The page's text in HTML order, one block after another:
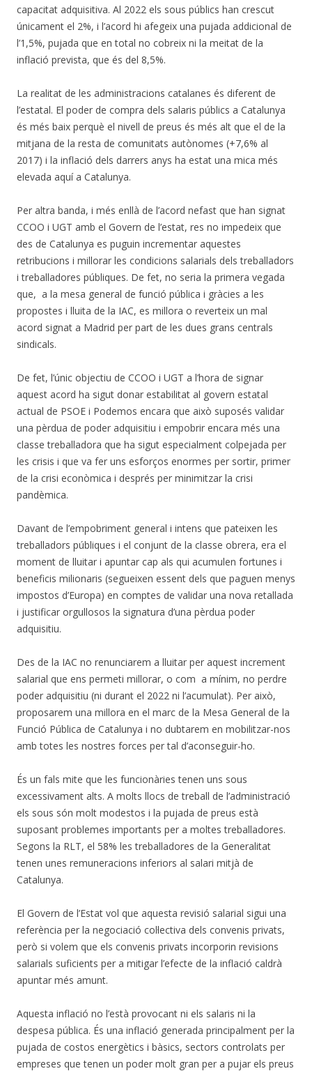
capacitat adquisitiva. Al 2022 els sous públics han crescut
únicament el 2%, i l’acord hi afegeix una pujada addicional de
l’1,5%, pujada que en total no cobreix ni la meitat de la
inflació prevista, que és del 8,5%.
La realitat de les administracions catalanes és diferent de
l’estatal. El poder de compra dels salaris públics a Catalunya
és més baix perquè el nivell de preus és més alt que el de la
mitjana de la resta de comunitats autònomes (+7,6% al
2017) i la inflació dels darrers anys ha estat una mica més
elevada aquí a Catalunya.
Per altra banda, i més enllà de l’acord nefast que han signat
CCOO i UGT amb el Govern de l’estat, res no impedeix que
des de Catalunya es puguin incrementar aquestes
retribucions i millorar les condicions salarials dels treballadors
i treballadores públiques. De fet, no seria la primera vegada
que, a la mesa general de funció pública i gràcies a les
propostes i lluita de la IAC, es millora o reverteix un mal
acord signat a Madrid per part de les dues grans centrals
sindicals.
De fet, l’únic objectiu de CCOO i UGT a l’hora de signar
aquest acord ha sigut donar estabilitat al govern estatal
actual de PSOE i Podemos encara que això suposés validar
una pèrdua de poder adquisitiu i empobrir encara més una
classe treballadora que ha sigut especialment colpejada per
les crisis i que va fer uns esforços enormes per sortir, primer
de la crisi econòmica i després per minimitzar la crisi
pandèmica.
Davant de l’empobriment general i intens que pateixen les
treballadors públiques i el conjunt de la classe obrera, era el
moment de lluitar i apuntar cap als qui acumulen fortunes i
beneficis milionaris (segueixen essent dels que paguen menys
impostos d’Europa) en comptes de validar una nova retallada
i justificar orgullosos la signatura d’una pèrdua poder
adquisitiu.
Des de la IAC no renunciarem a lluitar per aquest increment
salarial que ens permeti millorar, o com a mínim, no perdre
poder adquisitiu (ni durant el 2022 ni l’acumulat). Per això,
proposarem una millora en el marc de la Mesa General de la
Funció Pública de Catalunya i no dubtarem en mobilitzar-nos
amb totes les nostres forces per tal d’aconseguir-ho.
És un fals mite que les funcionàries tenen uns sous
excessivament alts. A molts llocs de treball de l’administració
els sous són molt modestos i la pujada de preus està
suposant problemes importants per a moltes treballadores.
Segons la RLT, el 58% les treballadores de la Generalitat
tenen unes remuneracions inferiors al salari mitjà de
Catalunya.
El Govern de l’Estat vol que aquesta revisió salarial sigui una
referència per la negociació col·lectiva dels convenis privats,
però si volem que els convenis privats incorporin revisions
salarials suficients per a mitigar l’efecte de la inflació caldrà
apuntar més amunt.
Aquesta inflació no l’està provocant ni els salaris ni la
despesa pública. És una inflació generada principalment per la
pujada de costos energètics i bàsics, sectors controlats per
empreses que tenen un poder molt gran per a pujar els preus